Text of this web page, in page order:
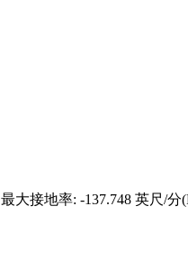
最大接地率: -137.748 英尺/分